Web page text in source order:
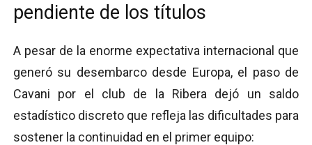
pendiente de los títulos
A pesar de la enorme expectativa internacional que
generó su desembarco desde Europa, el paso de
Cavani por el club de la Ribera dejó un saldo
estadístico discreto que refleja las dificultades para
sostener la continuidad en el primer equipo: